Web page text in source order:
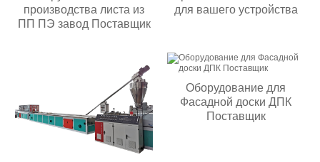
производства листа из
ПП ПЭ завод Поставщик
для вашего устройства
Оборудование для
Фасадной доски ДПК
Поставщик